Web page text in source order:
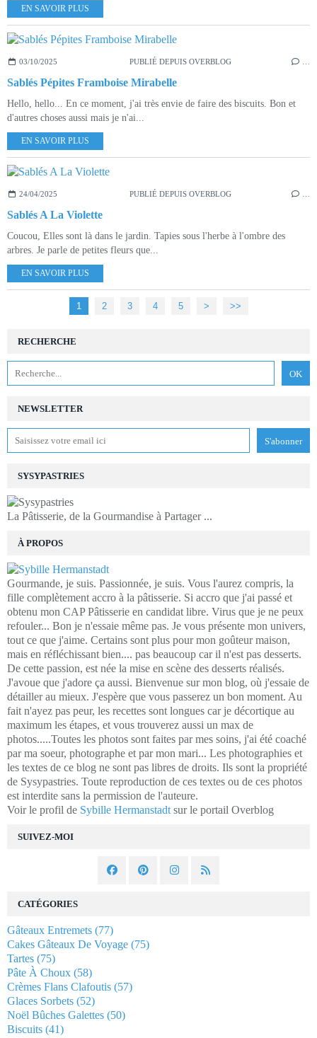
EN SAVOIR PLUS
03/10/2025 PUBLIÉ DEPUIS OVERBLOG
Sablés Pépites Framboise Mirabelle
Hello, hello... En ce moment, j'ai très envie de faire des biscuits. Bon et
d'autres choses aussi mais je n'ai...
EN SAVOIR PLUS
24/04/2025 PUBLIÉ DEPUIS OVERBLOG
Sablés A La Violette
Coucou, Elles sont là dans le jardin. Tapies sous l'herbe à l'ombre des
arbres. Je parle de petites fleurs que...
EN SAVOIR PLUS
1 2 3 4 5 > >>
NEWSLETTER
SUIVEZ-MOI
RECHERCHE
SYSYPASTRIES
La Pâtisserie, de la Gourmandise à Partager ...
À PROPOS
Gourmande, je suis. Passionnée, je suis. Vous l'aurez compris, la
fille complètement accro à la pâtisserie. Si accro que j'ai passé et
obtenu mon CAP Pâtisserie en candidat libre. Virus que je ne peux
refouler... Bon je n'essaie même pas. Je vous présente mon univers,
tout ce que j'aime. Certains sont plus pour mon goûteur maison,
mais en réfléchissant bien.... pas beaucoup car il n'est pas desserts.
De cette passion, est née la mise en scène des desserts réalisés.
J'avoue que j'adore ça aussi. Bienvenue sur mon blog, où j'essaie de
détailler au mieux. J'espère que vous passerez un bon moment. Au
fait n'ayez pas peur, les recettes sont longues car je décortique au
maximum les étapes, et vous trouverez aussi un max de
photos.....Toutes les photos sont faites par mes soins, j'ai été coaché
par ma soeur, photographe et par mon mari... Les photographies et
les textes de ce blog ne sont pas libres de droits. Ils sont la propriété
de Sysypastries. Toute reproduction de ces textes ou de ces photos
est interdite sans la permission de l'auteure.
Voir le profil de Sybille Hermanstadt sur le portail Overblog
CATÉGORIES
Gâteaux Entremets (77)
Cakes Gâteaux De Voyage (75)
Tartes (75)
Pâte À Choux (58)
Crèmes Flans Clafoutis (57)
Glaces Sorbets (52)
Noël Bûches Galettes (50)
Biscuits (41)